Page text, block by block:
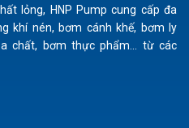
(Teflon)
(Teflon)
lỏng, HNP Pump cung cấp đa
khí nén, bơm cánh khế, bơm ly
chất, bơm thực phẩm... từ các